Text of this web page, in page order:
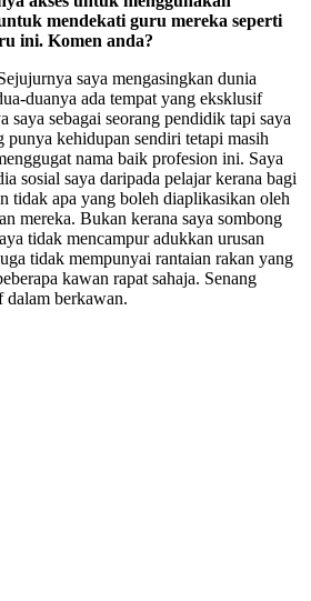
mendekati guru mereka seperti
ini. Komen anda?
saya mengasingkan dunia
duanya ada tempat yang eksklusif
saya sebagai seorang pendidik tapi saya
punya kehidupan sendiri tetapi masih
nama baik profesion ini. Saya
sosial saya daripada pelajar kerana bagi
tidak apa yang boleh diaplikasikan oleh
mereka. Bukan kerana saya sombong
tidak mencampur adukkan urusan
tidak mempunyai rantaian rakan yang
kawan rapat sahaja. Senang
dalam berkawan.